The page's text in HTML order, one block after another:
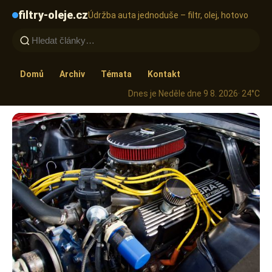
filtry-oleje.czÚdržba auta jednoduše – filtr, olej, hotovo
Domů Archiv Témata
Kontakt
Dnes je Neděle dne 9 8. 2026· 24°C